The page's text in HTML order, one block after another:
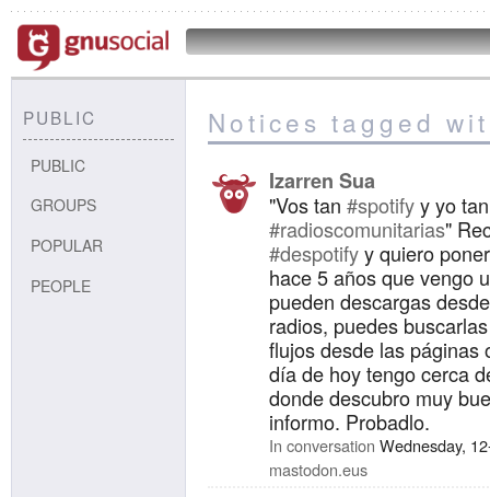
PUBLIC
PUBLIC
GROUPS
POPULAR
PEOPLE
Notices tagged
Izarren Sua
"Vos tan #spotifyy yo
#radioscomunitarias"
#despotifyy quiero
hace 5 años que vengo
pueden descargas
radios, puedes
flujos desde las páginas
día de hoy tengo cerca
donde descubro muy
informo. Probadlo.
In conversation Wednesday,
mastodon.eus